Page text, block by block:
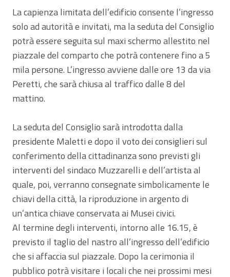
La capienza limitata dell’edificio consente l’ingresso
solo ad autorità e invitati, ma la seduta del Consiglio
potrà essere seguita sul maxi schermo allestito nel
piazzale del comparto che potrà contenere fino a 5
mila persone. L’ingresso avviene dalle ore 13 da via
Peretti, che sarà chiusa al traffico dalle 8 del
mattino.
La seduta del Consiglio sarà introdotta dalla
presidente Maletti e dopo il voto dei consiglieri sul
conferimento della cittadinanza sono previsti gli
interventi del sindaco Muzzarelli e dell’artista al
quale, poi, verranno consegnate simbolicamente le
chiavi della città, la riproduzione in argento di
un’antica chiave conservata ai Musei civici.
Al termine degli interventi, intorno alle 16.15, è
previsto il taglio del nastro all’ingresso dell’edificio
che si affaccia sul piazzale. Dopo la cerimonia il
pubblico potrà visitare i locali che nei prossimi mesi